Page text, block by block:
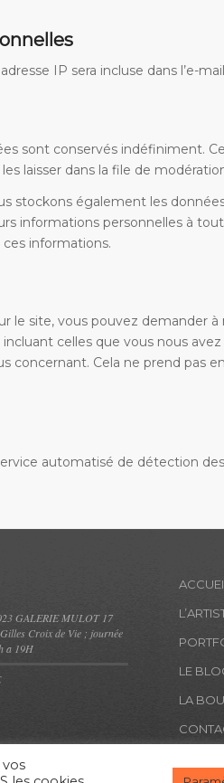
IP sera incluse dans l’e-
sont conservés indéfiniment.
laisser dans la file de
stockons également les
informations personnelles à
informations.
le site, vous pouvez demander
celles que vous nous
concernant. Cela ne prend pas
automatisé de détection
GALERIE MULOT 17
Croix de Vie ; journée
a 19H
LE
LA